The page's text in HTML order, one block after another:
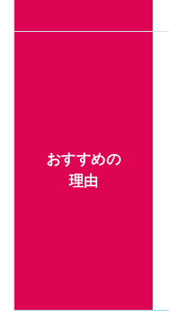
おすすめの
理由